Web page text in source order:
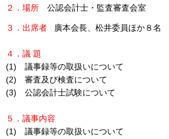
２．場所 公認会計士・監査審査会室
３．出席者 廣本会長、松井委員ほか８名
４．議 題
(1) 議事録等の取扱いについて
(2) 審査及び検査について
(3) 公認会計士試験について
５．議事内容
(1) 議事録等の取扱いについて